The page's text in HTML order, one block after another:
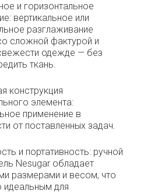
и горизонтальное
вертикальное или
разглаживание
сложной фактурой и
одежде — без
ткань.
конструкция
элемента:
применение в
от поставленных задач.
и портативность: ручной
Nesugar обладает
размерами и весом, что
идеальным для